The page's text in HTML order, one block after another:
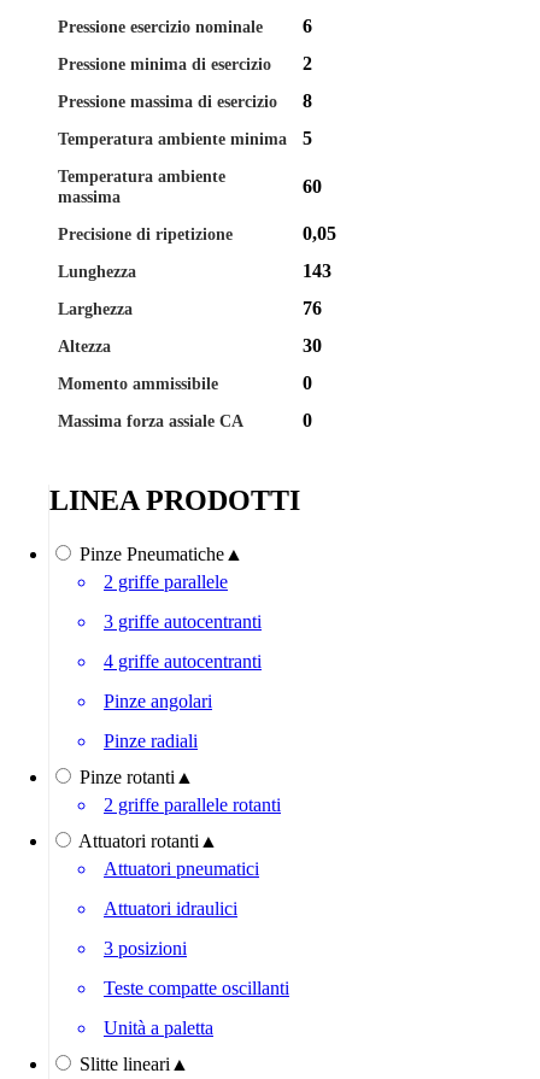
Pressione esercizio nominale 6
Pressione minima di esercizio 2
Pressione massima di esercizio 8
Temperatura ambiente minima 5
Temperatura ambiente
massima
60
Precisione di ripetizione 0,05
Lunghezza 143
Larghezza 76
Altezza 30
Momento ammissibile 0
Massima forza assiale CA 0
LINEA PRODOTTI
Pinze Pneumatiche ▲
2 griffe parallele
3 griffe autocentranti
4 griffe autocentranti
Pinze angolari
Pinze radiali
Pinze rotanti ▲
2 griffe parallele rotanti
Attuatori rotanti ▲
Attuatori pneumatici
Attuatori idraulici
3 posizioni
Teste compatte oscillanti
Unità a paletta
Slitte lineari ▲